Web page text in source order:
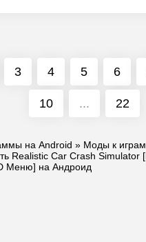
3 4 5 6
10 ... 22
на Android » Моды к
Realistic Car Crash Simulator
Меню] на Андроид